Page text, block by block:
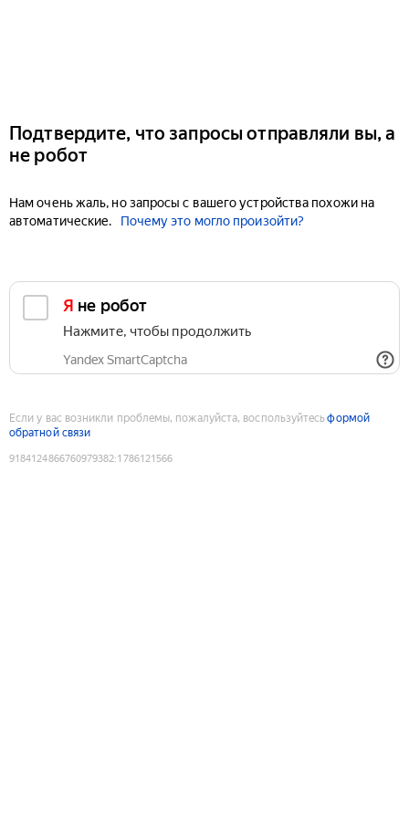
Подтвердите, что запросы отправляли вы, а
не робот
Нам очень жаль, но запросы с вашего устройства похожи на
автоматические.
Почему это могло произойти?
Я не робот
Нажмите, чтобы продолжить
Yandex SmartCaptcha
Если у вас возникли проблемы, пожалуйста, воспользуйтесьформой
обратной связи
9184124866760979382:1786121566